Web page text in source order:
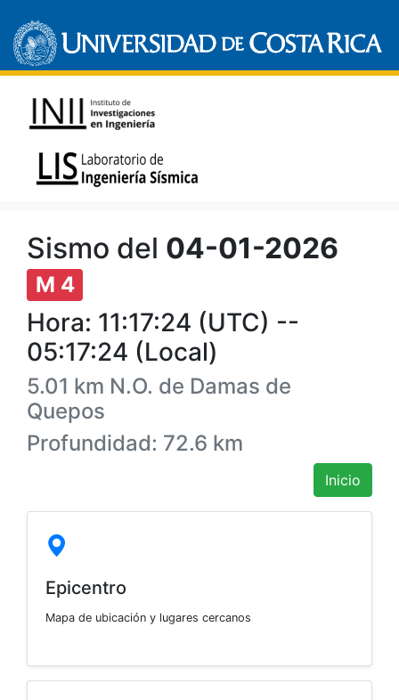
Sismo del 04-01-2026
M 4
Hora: 11:17:24 (UTC) --
05:17:24 (Local)
5.01 km N.O. de Damas de
Quepos
Profundidad: 72.6 km
Inicio
Epicentro
Mapa de ubicación y lugares cercanos